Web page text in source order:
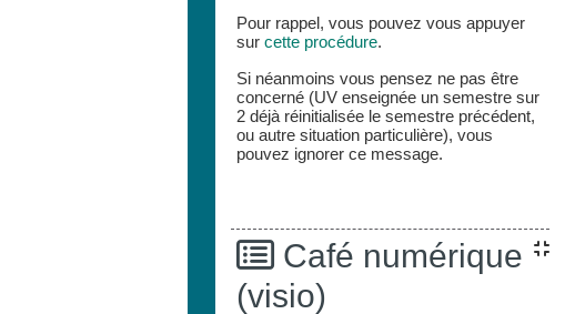
Pour rappel, vous pouvez vous appuyer
surcette procédure.
Si néanmoins vous pensez ne pas être
concerné (UV enseignée un semestre sur
2 déjà réinitialisée le semestre précédent,
ou autre situation particulière), vous
pouvez ignorer ce message.
Café numérique
(visio)